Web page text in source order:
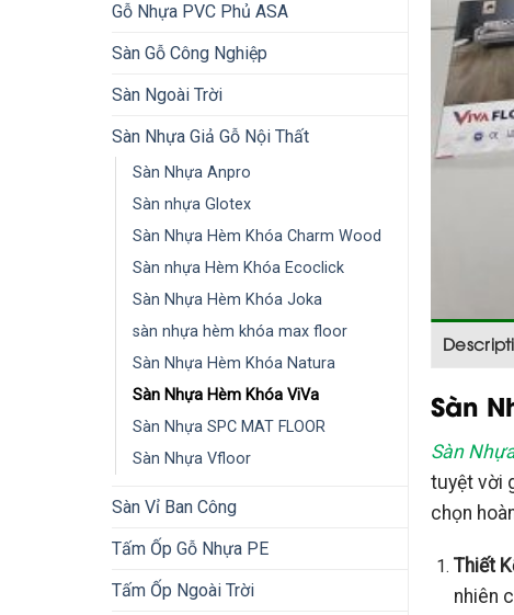
Gỗ Nhựa PVC Phủ ASA
Sàn Gỗ Công Nghiệp
Sàn Ngoài Trời
Sàn Nhựa Giả Gỗ Nội Thất
Sàn Nhựa Anpro
Sàn nhựa Glotex
Sàn Nhựa Hèm Khóa Charm Wood
Sàn nhựa Hèm Khóa Ecoclick
Sàn Nhựa Hèm Khóa Joka
sàn nhựa hèm khóa max floor
Sàn Nhựa Hèm Khóa Natura
Sàn Nhựa Hèm Khóa ViVa
Sàn Nhựa SPC MAT FLOOR
Sàn Nhựa Vfloor
Sàn Vỉ Ban Công
Tấm Ốp Gỗ Nhựa PE
Tấm Ốp Ngoài Trời
Sàn
Sàn
tuyệt vời
chọn
Thiết
nhiên